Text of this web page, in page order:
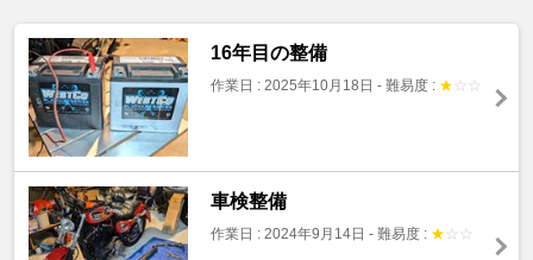
16年目の整備
作業日 : 2025年10月18日 - 難易度 : ★ ☆ ☆
車検整備
作業日 : 2024年9月14日 - 難易度 : ★ ☆ ☆